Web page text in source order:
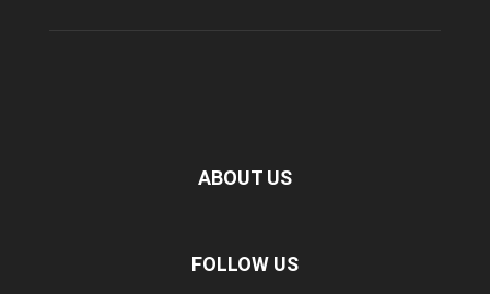
ABOUT US
FOLLOW US